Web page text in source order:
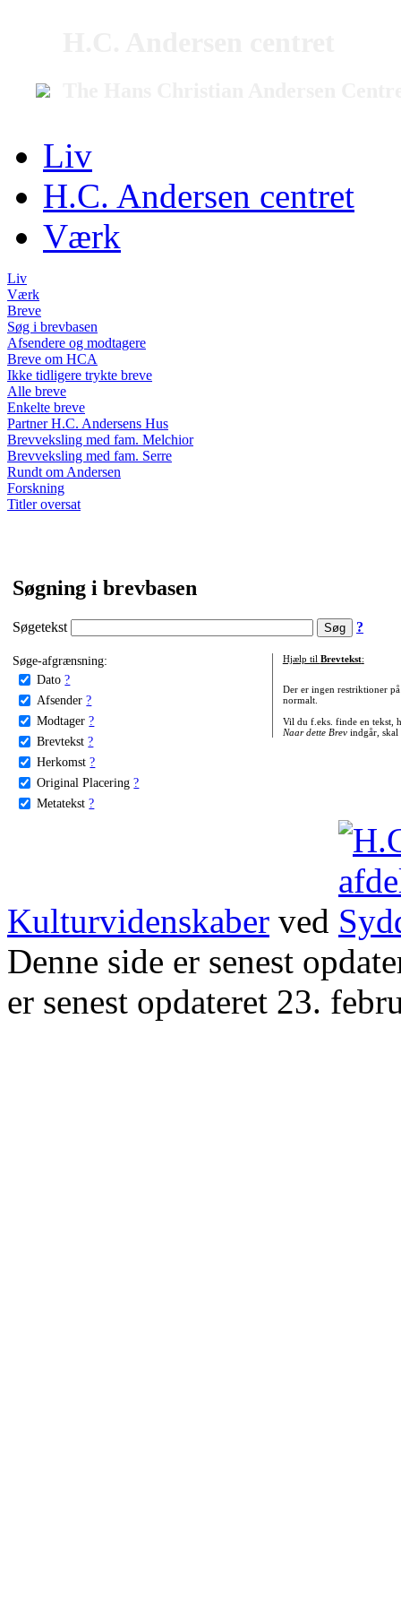
Liv
H.C. Andersen centret
Værk
Liv
Værk
Breve
Søg i brevbasen
Afsendere og modtagere
Breve om HCA
Ikke tidligere trykte breve
Alle breve
Enkelte breve
Partner H.C. Andersens Hus
Brevveksling med fam. Melchior
Brevveksling med fam. Serre
Rundt om Andersen
Forskning
Titler oversat
Søgning i brevbasen
Søgetekst ?
Søge-afgrænsning:
Dato ?
Afsender ?
Modtager ?
Brevtekst ?
Herkomst ?
Original Placering ?
Metatekst ?
Hjælp til Brevtekst:
Der er ingen restriktioner
normalt.
Vil du f.eks. finde en tekst,
Naar dette Brevindgår, skal
Kulturvidenskaber ved
Denne side er senest
er senest opdateret 23.